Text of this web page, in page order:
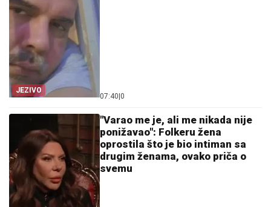
JEZIVO
07:40 0
"Varao me je, ali me nikada nije
ponižavao": Folkeru žena
oprostila što je bio intiman sa
drugim ženama, ovako priča o
svemu